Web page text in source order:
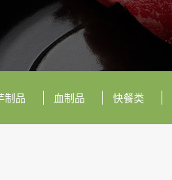
制品 血制品 快餐类